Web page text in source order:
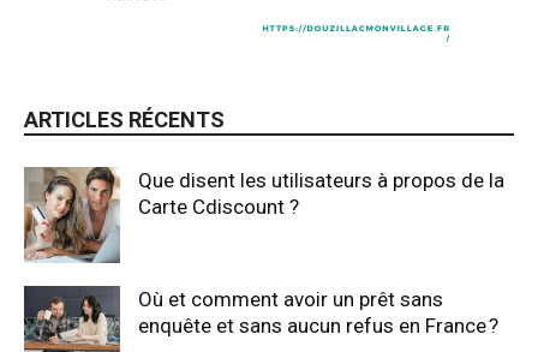
ARTICLES RÉCENTS
Que disent les utilisateurs à propos de la
Carte Cdiscount ?
Où et comment avoir un prêt sans
enquête et sans aucun refus en France ?